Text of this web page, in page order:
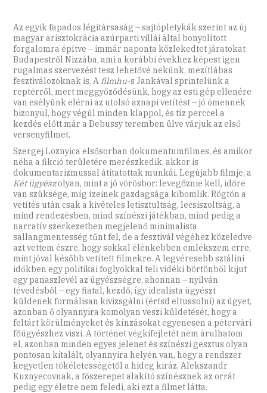
Az egyik fapados légitársaság – sajtó­plety­kák szerint az új
magyar arisztokrácia azúrparti villái által bonyolított
forgalomra építve – immár naponta közlekedtet járatokat
Budapestről Nizzába, ami a korábbi évekhez képest igen
rugalmas szervezést tesz lehetővé nekünk, mezítlábas
fesztiválozóknak is. Afilmhu-s Jankával sprintelünk a
reptérről, mert meggyőződésünk, hogy az esti gép ellenére
van esélyünk elérni az utolsó aznapi vetítést – jó ómennek
bizonyul, hogy végül minden klappol, és tíz perccel a
kezdés előtt már a Debussy teremben ülve várjuk az első
versenyfilmet.
Szergej Loznyica elsősorban dokumentumfilmes, és amikor
néha a fikció területére merészkedik, akkor is
dokumentarizmussal átitatottak munkái. Legújabb filmje, a
Két ügyészolyan, mint a jó vörösbor: levegőznie kell, időre
van szüksége, míg ízeinek gazdagsága kibomlik. Rögtön a
vetítés után csak a kivételes letisztultság, lecsiszoltság, a
mind rendezésben, mind színészi játékban, mind pedig a
narratív szerkezetben megjelenő minimalista
sallangmentesség tűnt fel, de a fesztivál végéhez közeledve
azt vettem észre, hogy sokkal élénkebben emlékszem erre,
mint jóval később vetített filmekre. A legvéresebb sztálini
időkben egy politikai foglyokkal teli vidéki börtönből kijut
egy panaszlevél az ügyészségre, ahonnan – nyilván
tévedésből – egy fiatal, kezdő, így idealista ügyészt
küldenek formálisan kivizsgálni (értsd eltussolni) az ügyet,
azonban ő olyannyira komolyan veszi küldetését, hogy a
feltárt körülményeket és kínzásokat egyenesen a pétervári
főügyészhez viszi. A történet végkifejletét nem árulhatom
el, azonban minden egyes jelenet és színészi gesztus olyan
pontosan kitalált, olyannyira helyén van, hogy a rendszer
kegyetlen tökéletességétől a hideg kiráz, Alekszandr
Kuznyecovnak, a főszerepet alakító színésznek az orrát
pedig egy életre nem feledi, aki ezt a filmet látta.